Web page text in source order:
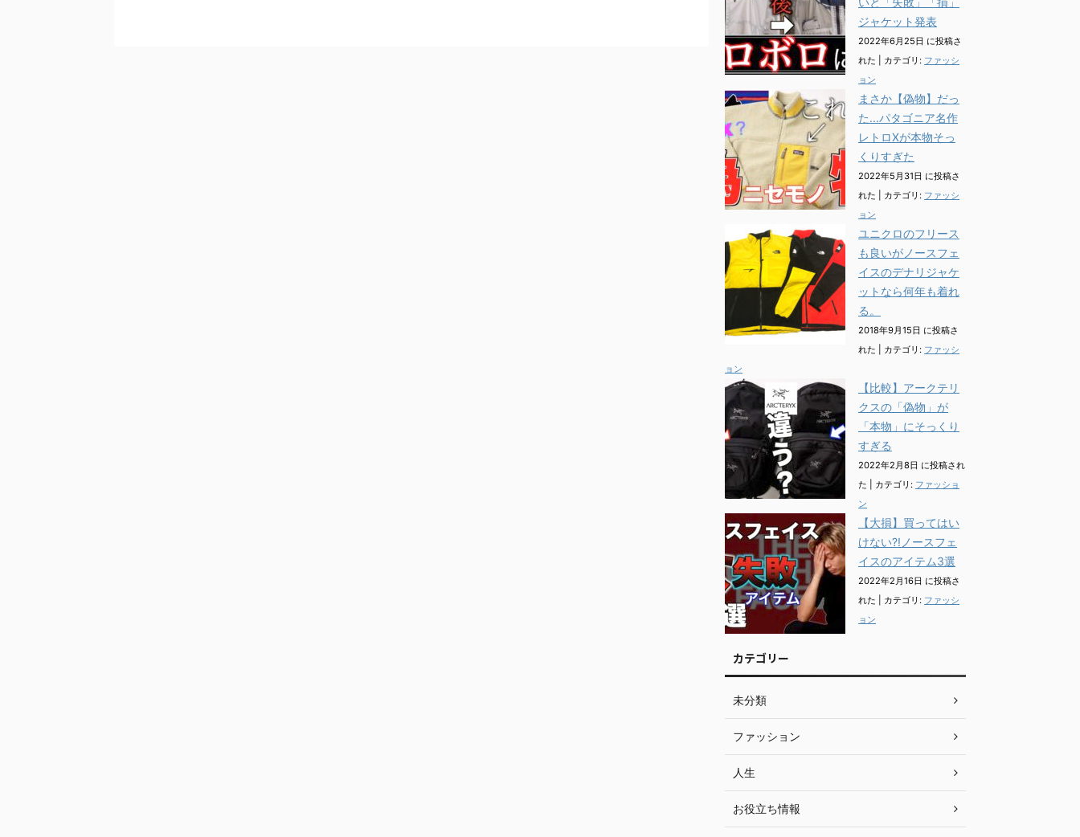
ジャケット発表
2022年6月25日 に投稿さ
れた
カテゴリ: ファッシ
ョン
まさか【偽物】だっ
た...パタゴニア名作
レトロXが本物そっ
くりすぎた
2022年5月31日 に投稿さ
れた
カテゴリ: ファッシ
ョン
ユニクロのフリース
も良いがノースフェ
イスのデナリジャケ
ットなら何年も着れ
る。
2018年9月15日 に投稿さ
れた
カテゴリ: ファッシ
ョン
【比較】アークテリ
クスの「偽物」が
「本物」にそっくり
すぎる
2022年2月8日 に投稿され
た
カテゴリ: ファッショ
ン
【大損】買ってはい
けない?!ノースフェ
イスのアイテム3選
2022年2月16日 に投稿さ
れた
カテゴリ: ファッシ
ョン
カテゴリー
未分類
ファッション
人生
お役立ち情報